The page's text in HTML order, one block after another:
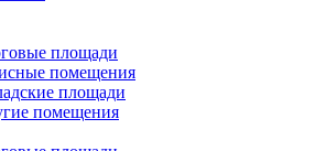
площади
помещения
площади
помещения